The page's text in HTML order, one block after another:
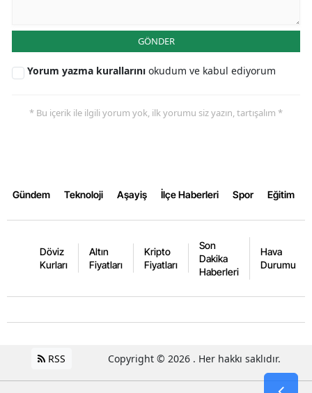
Uşak
Van
Bayburt
Karaman
Kırıkkale
Batman
Ardahan
GÖNDER
Yorum yazma kurallarını okudum ve kabul ediyorum
* Bu içerik ile ilgili yorum yok, ilk yorumu siz yazın, tartışalım *
Gündem Teknoloji Aşayiş İlçe Haberleri Spor Eğitim
Döviz
Kurları
Altın
Fiyatları
Kripto
Fiyatları
Son
Dakika
Haberleri
Hava
Durumu
RSS Copyright © 2026 . Her hakkı saklıdır.